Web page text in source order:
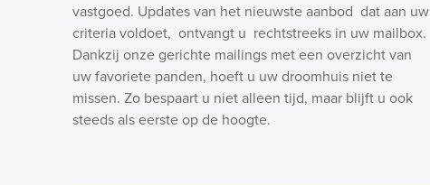
vastgoed. Updates van het nieuwste aanbod dat aan uw
criteria voldoet, ontvangt u rechtstreeks in uw mailbox.
Dankzij onze gerichte mailings met een overzicht van
uw favoriete panden, hoeft u uw droomhuis niet te
missen. Zo bespaart u niet alleen tijd, maar blijft u ook
steeds als eerste op de hoogte.